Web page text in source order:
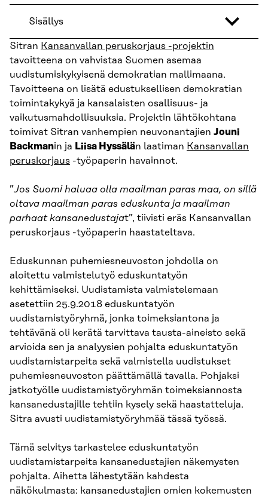
Sisällys
Sitran Kansanvallan peruskorjaus -projektin
tavoitteena on vahvistaa Suomen asemaa
uudistumiskykyisenä demokratian mallimaana.
Tavoitteena on lisätä edustuksellisen demokratian
toimintakykyä ja kansalaisten osallisuus- ja
vaikutusmahdollisuuksia. Projektin lähtökohtana
toimivat Sitran vanhempien neuvonantajien Jouni
Backmanin ja Liisa Hyssälän laatiman Kansanvallan
peruskorjaus -työpaperin havainnot.
”Jos Suomi haluaa olla maailman paras maa, on sillä
oltava maailman paras eduskunta ja maailman
parhaat kansanedustajat”, tiivisti eräs Kansanvallan
peruskorjaus -työpaperin haastateltava.
Eduskunnan puhemiesneuvoston johdolla on
aloitettu valmistelutyö eduskuntatyön
kehittämiseksi. Uudistamista valmistelemaan
asetettiin 25.9.2018 eduskuntatyön
uudistamistyöryhmä, jonka toimeksiantona ja
tehtävänä oli kerätä tarvittava tausta-aineisto sekä
arvioida sen ja analyysien pohjalta eduskuntatyön
uudistamistarpeita sekä valmistella uudistukset
puhemiesneuvoston päättämällä tavalla. Pohjaksi
jatkotyölle uudistamistyöryhmän toimeksiannosta
kansanedustajille tehtiin kysely sekä haastatteluja.
Sitra avusti uudistamistyöryhmää tässä työssä.
Tämä selvitys tarkastelee eduskuntatyön
uudistamistarpeita kansanedustajien näkemysten
pohjalta. Aihetta lähestytään kahdesta
näkökulmasta: kansanedustajien omien kokemusten